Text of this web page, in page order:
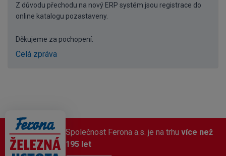
Z důvodu přechodu na nový ERP systém jsou registrace do
online katalogu pozastaveny.
Děkujeme za pochopení.
Celá zpráva
Společnost Ferona a.s. je na trhu více než
195 let